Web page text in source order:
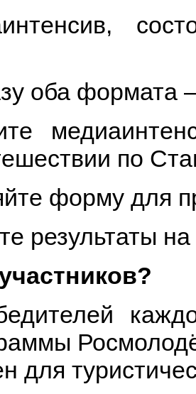
оба формата
по
форму для
результаты на
для